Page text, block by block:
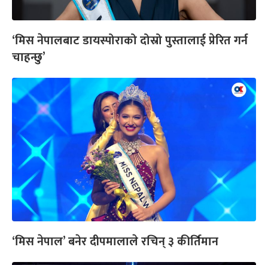
‘मिस नेपालबाट डायस्पोराको दोस्रो पुस्तालाई प्रेरित गर्न
चाहन्छु’
‘मिस नेपाल’ बनेर दीपमालाले रचिन् ३ कीर्तिमान